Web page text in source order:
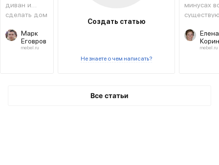
диван и
сделать дом
Марк
Еговров
mebel.ru
Создать статью
Не знаете о чем написать?
минусах
диванов.
Елена
mebel.ru
Все статьи